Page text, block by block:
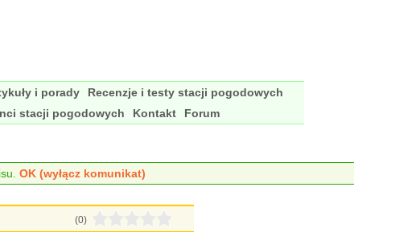
i porady
Recenzje i testy stacji pogodowych
stacji pogodowych Kontakt Forum
OK (wyłącz komunikat)
(0)